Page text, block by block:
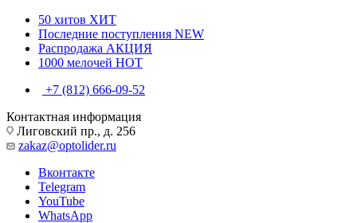
50 хитов ХИТ
Последние поступления NEW
Распродажа АКЦИЯ
1000 мелочей HOT
+7 (812) 666-09-52
Контактная информация
Лиговский пр., д. 256
zakaz@optolider.ru
Вконтакте
Telegram
YouTube
WhatsApp